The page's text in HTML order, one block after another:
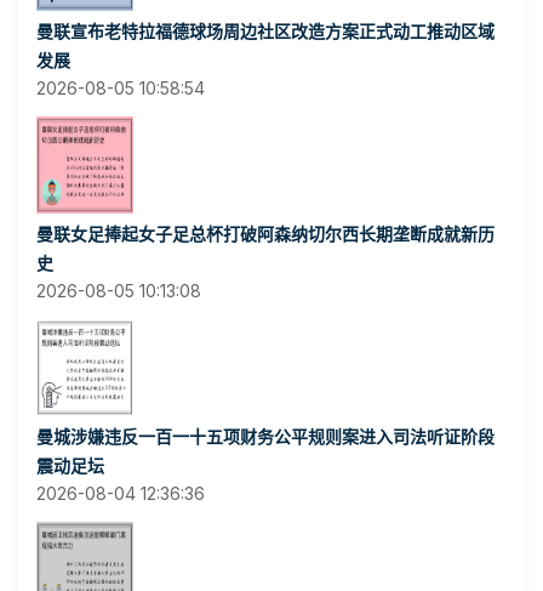
曼联宣布老特拉福德球场周边社区改造方案正式动工推动区域
发展
2026-08-05 10:58:54
曼联女足捧起女子足总杯打破阿森纳切尔西长期垄断成就新历
史
2026-08-05 10:13:08
曼城涉嫌违反一百一十五项财务公平规则案进入司法听证阶段
震动足坛
2026-08-04 12:36:36